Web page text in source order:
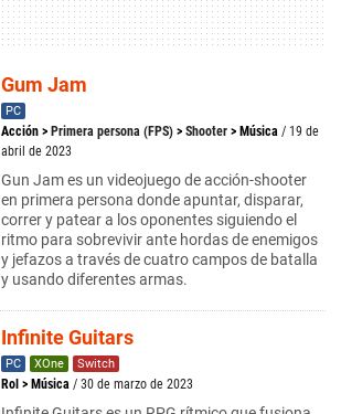
Gum Jam
PC
Acción > Primera persona (FPS) > Shooter > Música / 19 de
abril de 2023
Gun Jam es un videojuego de acción-shooter
en primera persona donde apuntar, disparar,
correr y patear a los oponentes siguiendo el
ritmo para sobrevivir ante hordas de enemigos
y jefazos a través de cuatro campos de batalla
y usando diferentes armas.
Infinite Guitars
PC XOne Switch
Rol > Música / 30 de marzo de 2023